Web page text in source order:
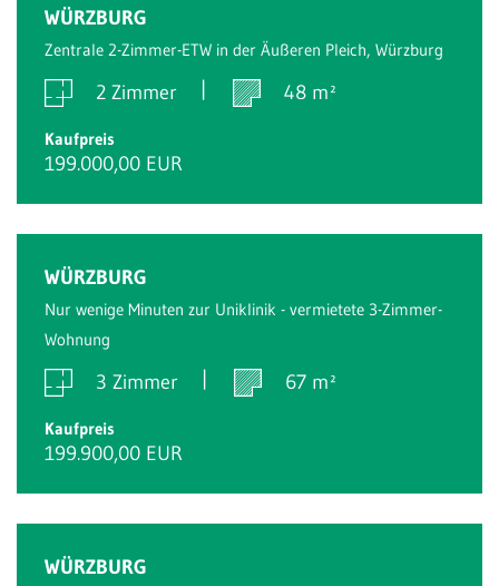
WÜRZBURG
Zentrale 2-Zimmer-ETW in der Äußeren Pleich, Würzburg
2 Zimmer 48 m²
Kaufpreis
199.000,00 EUR
WÜRZBURG
Nur wenige Minuten zur Uniklinik - vermietete 3-Zimmer-
Wohnung
3 Zimmer 67 m²
Kaufpreis
199.900,00 EUR
WÜRZBURG